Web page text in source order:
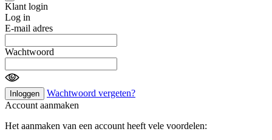
Klant login
Log in
E-mail adres
Wachtwoord
Inloggen
Wachtwoord vergeten?
Account aanmaken
Het aanmaken van een account heeft vele voordelen: